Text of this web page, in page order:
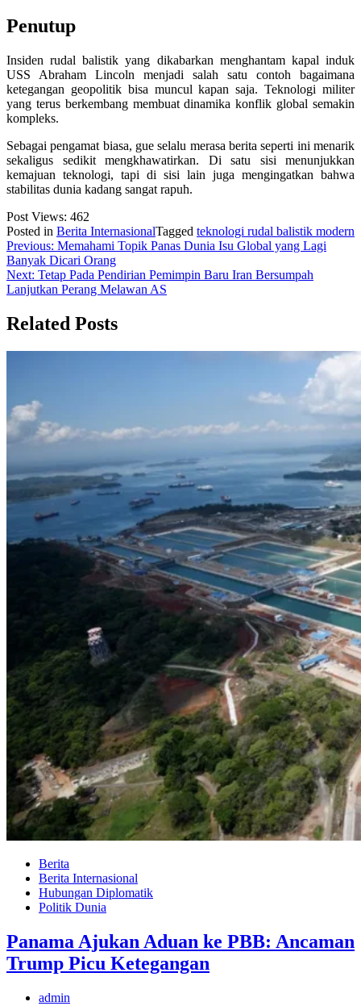
Penutup
Insiden rudal balistik yang dikabarkan menghantam kapal induk
USS Abraham Lincoln menjadi salah satu contoh bagaimana
ketegangan geopolitik bisa muncul kapan saja. Teknologi militer
yang terus berkembang membuat dinamika konflik global semakin
kompleks.
Sebagai pengamat biasa, gue selalu merasa berita seperti ini menarik
sekaligus sedikit mengkhawatirkan. Di satu sisi menunjukkan
kemajuan teknologi, tapi di sisi lain juga mengingatkan bahwa
stabilitas dunia kadang sangat rapuh.
Post Views: 462
Posted in Berita InternasionalTagged teknologi rudal balistik modern
Post
navigation
Previous: Memahami Topik Panas Dunia Isu Global yang Lagi
Banyak Dicari Orang
Next: Tetap Pada Pendirian Pemimpin Baru Iran Bersumpah
Lanjutkan Perang Melawan AS
Related Posts
Berita
Berita Internasional
Hubungan Diplomatik
Politik Dunia
Panama Ajukan Aduan ke PBB: Ancaman
Trump Picu Ketegangan
admin